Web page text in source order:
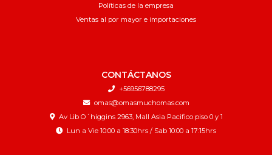
Políticas de la empresa
Ventas al por mayor e importaciones
CONTÁCTANOS
+56956788295
omas@omasmuchomas.com
Av Lib O´higgins 2963, Mall Asia Pacifico piso 0 y 1
Lun a Vie 10:00 a 18:30hrs / Sab 10:00 a 17:15hrs